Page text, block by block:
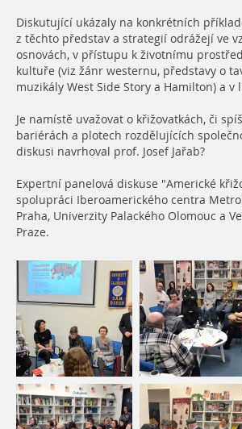
Diskutující ukázaly na konkrétních
z těchto představ a strategií odrážejí ve
osnovách, v přístupu k životnímu
kultuře (viz žánr westernu, představy o
muzikály West Side Story a Hamilton) a v
Je namístě uvažovat o křižovatkách, či
bariérách a plotech rozdělujících
diskusi navrhoval prof. Josef Jařab?
Expertní panelová diskuse "Americké
spolupráci Iberoamerického centra
Praha, Univerzity Palackého Olomouc a
Praze.